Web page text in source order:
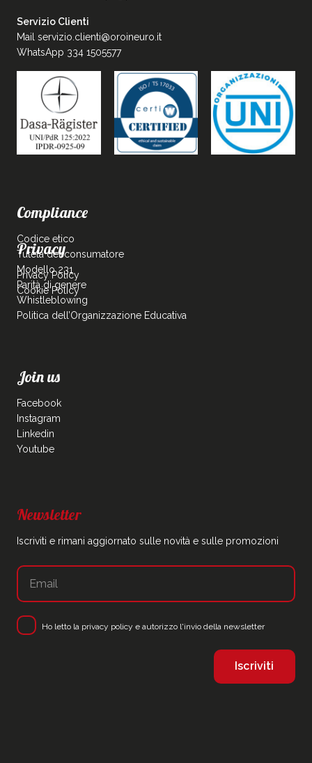
Servizio Clienti
Mail servizio.clienti@oroineuro.it
WhatsApp 334 1505577
Compliance
Codice etico
Tutela del consumatore
Modello 231
Parità di genere
Whistleblowing
Politica dell’Organizzazione Educativa
Privacy
Privacy Policy
Cookie Policy
Join us
Facebook
Instagram
Linkedin
Youtube
Newsletter
Iscriviti e rimani aggiornato sulle novità e sulle promozioni
Ho letto la privacy policy e autorizzo l'invio della newsletter